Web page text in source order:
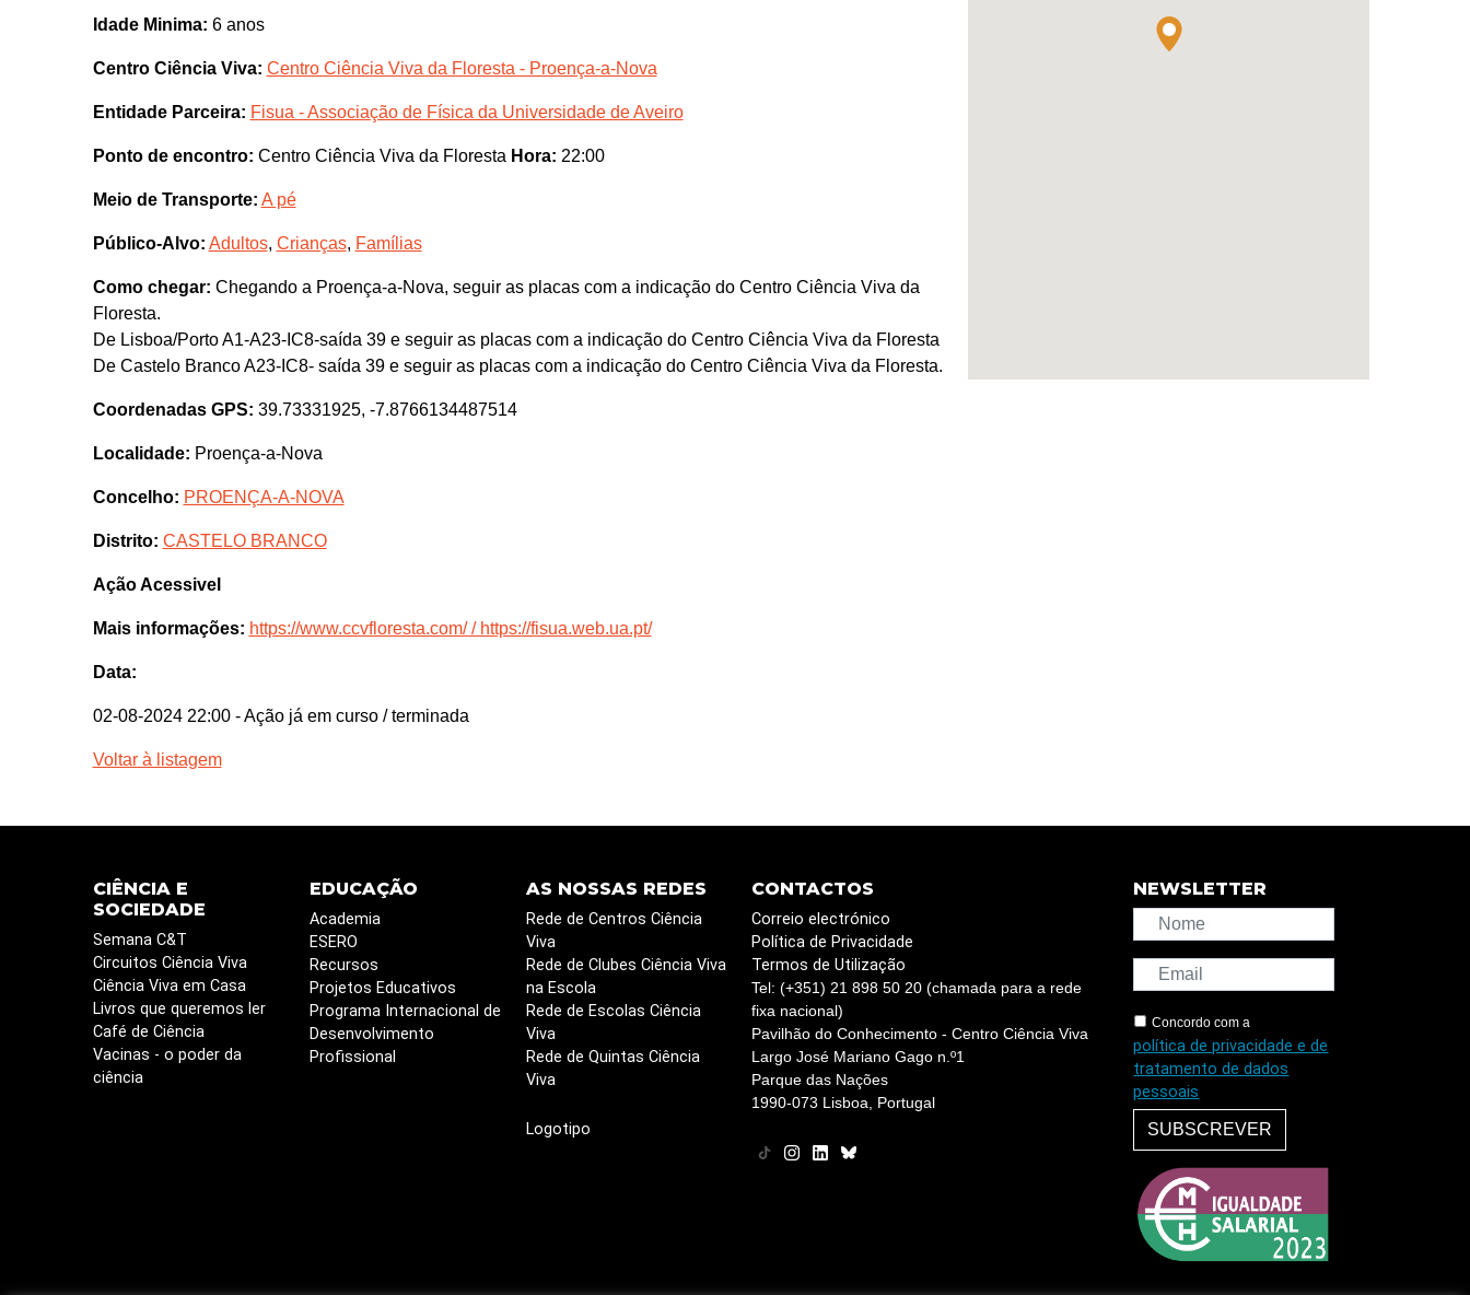
Idade Minima: 6 anos
Centro Ciência Viva: Centro Ciência Viva da Floresta - Proença-a-Nova
Entidade Parceira: Fisua - Associação de Física da Universidade de Aveiro
Ponto de encontro: Centro Ciência Viva da Floresta Hora: 22:00
Meio de Transporte: A pé
Público-Alvo: Adultos, Crianças, Famílias
Como chegar: Chegando a Proença-a-Nova, seguir as placas com a indicação do Centro Ciência Viva da
Floresta.
De Lisboa/Porto A1-A23-IC8-saída 39 e seguir as placas com a indicação do Centro Ciência Viva da Floresta
De Castelo Branco A23-IC8- saída 39 e seguir as placas com a indicação do Centro Ciência Viva da Floresta.
Coordenadas GPS: 39.73331925, -7.8766134487514
Localidade: Proença-a-Nova
Concelho: PROENÇA-A-NOVA
Distrito: CASTELO BRANCO
Ação Acessivel
Mais informações: https://www.ccvfloresta.com/ / https://fisua.web.ua.pt/
Data:
02-08-2024 22:00 - Ação já em curso / terminada
Voltar à listagem
CIÊNCIA E
SOCIEDADE
Semana C&T
Circuitos Ciência Viva
Ciência Viva em Casa
Livros que queremos ler
Café de Ciência
Vacinas - o poder da
ciência
EDUCAÇÃO
Academia
ESERO
Recursos
Projetos Educativos
Programa Internacional de
Desenvolvimento
Profissional
AS NOSSAS REDES
Rede de Centros Ciência
Viva
Rede de Clubes Ciência Viva
na Escola
Rede de Escolas Ciência
Viva
Rede de Quintas Ciência
Viva
Logotipo
CONTACTOS
Correio electrónico
Política de Privacidade
Termos de Utilização
Tel: (+351) 21 898 50 20 (chamada para a rede
fixa nacional)
Pavilhão do Conhecimento - Centro Ciência Viva
Largo José Mariano Gago n.º1
Parque das Nações
1990-073 Lisboa, Portugal
NEWSLETTER
Concordo com a
política de privacidade e de
tratamento de dados
pessoais
SUBSCREVER